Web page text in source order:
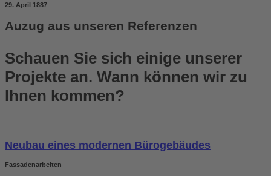
29. April 1887
Auzug aus unseren Referenzen
Schauen Sie sich einige unserer
Projekte an. Wann können wir zu
Ihnen kommen?
Neubau eines modernen Bürogebäudes
Fassadenarbeiten